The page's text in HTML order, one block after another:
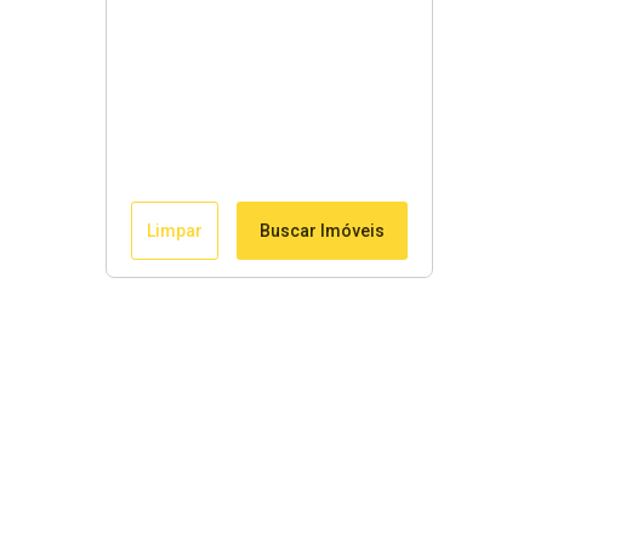
Limpar Buscar Imóveis